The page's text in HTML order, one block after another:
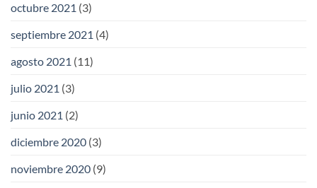
octubre 2021 (3)
septiembre 2021 (4)
agosto 2021 (11)
julio 2021 (3)
junio 2021 (2)
diciembre 2020 (3)
noviembre 2020 (9)